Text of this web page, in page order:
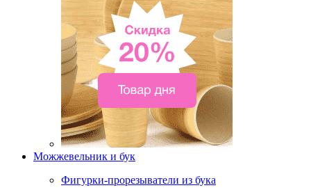
Можжевельник и бук
Фигурки-прорезыватели из бука